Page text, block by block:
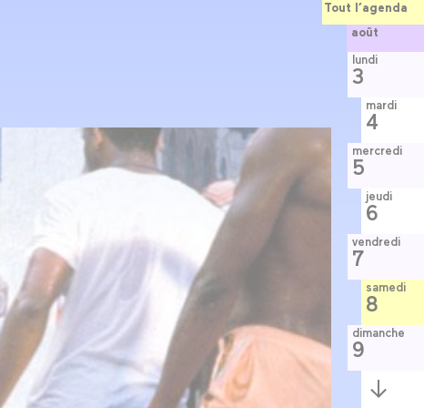
Tout l’agenda
août
lundi
3
mardi
4
mercredi
5
jeudi
6
vendredi
7
samedi
8
dimanche
9
Semaine
suivante